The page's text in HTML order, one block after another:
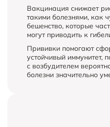
Вакцинация снижает
такими болезнями, как
бешенство, которые
могут приводить к
Прививки помогают
устойчивый иммунитет,
с возбудителем
болезни значительно